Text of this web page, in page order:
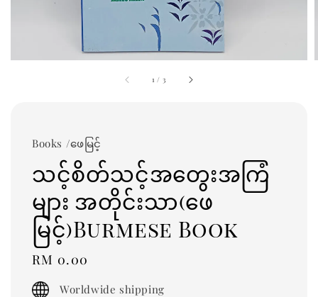
1 / 3
Books /ဖေမြင့်
သင့်စိတ်သင့်အ​တွေးအကြံ
များ အတိုင်းသာ(ဖေ
မြင့်)Burmese Book
Regular
price
RM 0.00
Worldwide shipping